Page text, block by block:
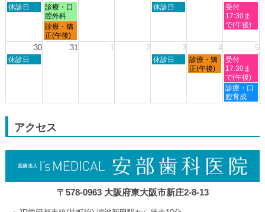
日
月
2026
休診日
月
曜
日,
8
月
診療・口
腔外科
木
月
2026
休診日
土
曜
日,
月
2026
受付
17:30ま
で(午後)
月
曜
日,
診療・矯
正(午後)
30 31 1 2 3 4 5
日
30th
休診日
木
3rd
休診日
金
曜
4th
診療・矯
正(午後)
土
曜
日,
9
月
5th
受付
17:30ま
で(午後)
土
曜
日,
診療・口
腔育成
アクセス
〒578-0963 大阪府東大阪市新庄2-8-13